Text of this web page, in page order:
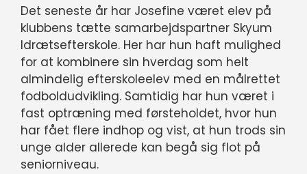
Det seneste år har Josefine været elev på
klubbens tætte samarbejdspartner Skyum
Idrætsefterskole. Her har hun haft mulighed
for at kombinere sin hverdag som helt
almindelig efterskoleelev med en målrettet
fodboldudvikling. Samtidig har hun været i
fast optræning med førsteholdet, hvor hun
har fået flere indhop og vist, at hun trods sin
unge alder allerede kan begå sig flot på
seniorniveau.